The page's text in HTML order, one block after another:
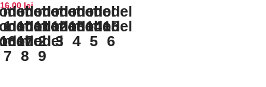
16,00 lei
1
model
10
model
11
model
12
model
13
model
14
model
15
model
17
model
2
model
3
model
4
model
5
model
6
7
model
8
model
9